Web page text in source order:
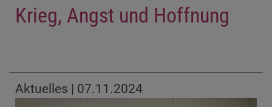
Krieg, Angst und Hoffnung
Aktuelles | 07.11.2024